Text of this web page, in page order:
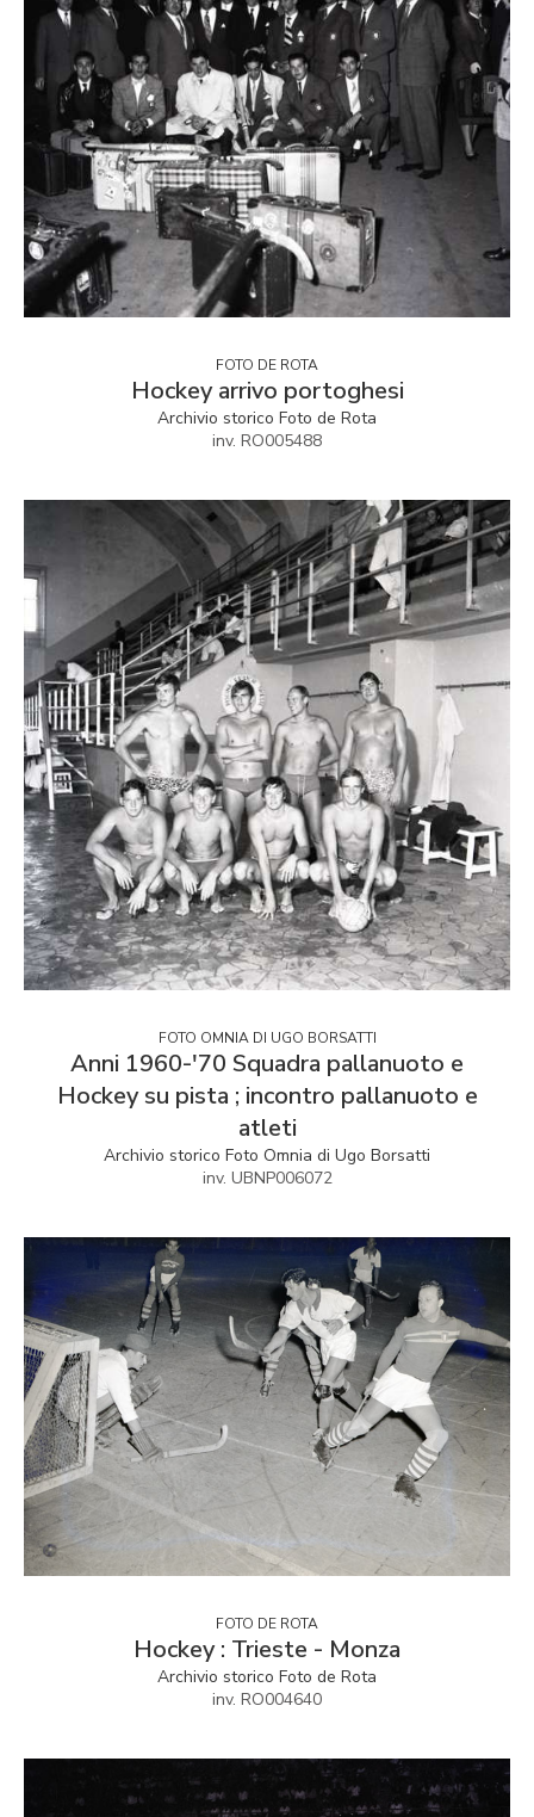
FOTO DE ROTA
Hockey arrivo portoghesi
Archivio storico Foto de Rota
inv. RO005488
FOTO OMNIA DI UGO BORSATTI
Anni 1960-'70 Squadra pallanuoto e
Hockey su pista ; incontro pallanuoto e
atleti
Archivio storico Foto Omnia di Ugo Borsatti
inv. UBNP006072
FOTO DE ROTA
Hockey : Trieste - Monza
Archivio storico Foto de Rota
inv. RO004640